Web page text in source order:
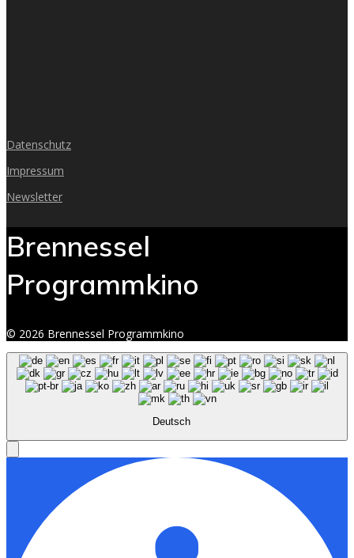
Datenschutz
Impressum
Newsletter
Brennessel
Programmkino
© 2026 Brennessel Programmkino
Deutsch